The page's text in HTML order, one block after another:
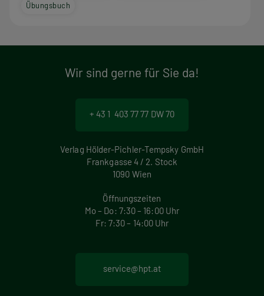
Übungsbuch
Wir sind gerne für Sie da!
+ 43 1 403 77 77 DW 70
Verlag Hölder-Pichler-Tempsky GmbH
Frankgasse 4 / 2. Stock
1090 Wien
Öffnungszeiten
Mo – Do: 7:30 – 16:00 Uhr
Fr: 7:30 – 14:00 Uhr
service@hpt.at